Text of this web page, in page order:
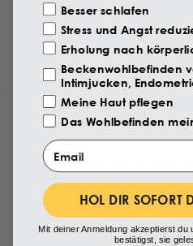
Wie viel kostet der
Abbinamenti
Motivazione Visita
Besser schlafen
Stress und Angst
Erholung nach
Beckenwohlbefinden
Intimjucken,
Meine Haut pflegen
Das Wohlbefinden
Email
HOL DIR SOFORT
Mit deiner Anmeldung akzeptierst du
bestätigst, sie